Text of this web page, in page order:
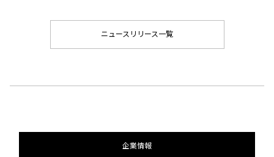
ニュースリリース一覧
企業情報